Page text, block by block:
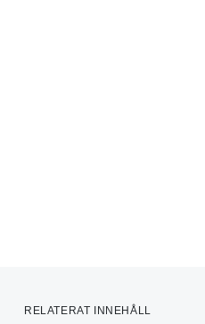
RELATERAT INNEHÅLL